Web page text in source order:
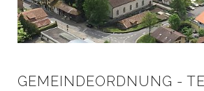
GEMEINDEORDNUNG -